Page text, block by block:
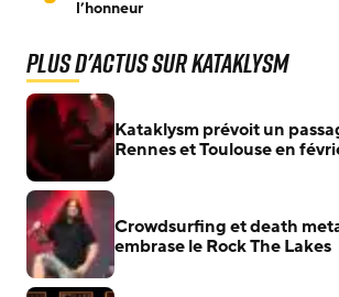
l’honneur
Plus d'actus sur Kataklysm
Kataklysm prévoit un
Rennes et Toulouse en
Crowdsurfing et death
embrase le Rock The Lakes